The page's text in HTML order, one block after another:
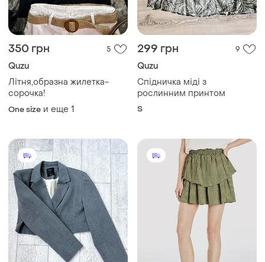
350 грн 5
Quzu
Літня,образна жилетка-
сорочка!
One size и еще 1
299 грн 9
Quzu
Спідничка міді з
рослинним принтом
S